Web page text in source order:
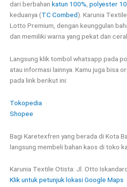
dari berbahan katun 100% polyester
keduanya (TC Combed). Karunia
Lotto Premium, dengan keunggulan
dan memiliki warna yang pekat dan
Langsung klik tombol whatsapp pada
atau informasi lainnya. Kamu juga bisa
pada link berikut ini:
Tokopedia
Shopee
Bagi Karetexfren yang berada di Kota
langsung membeli bahan kaos di toko
Karunia Textile Otista: Jl. Otto
Klik untuk petunjuk lokasi Google Maps